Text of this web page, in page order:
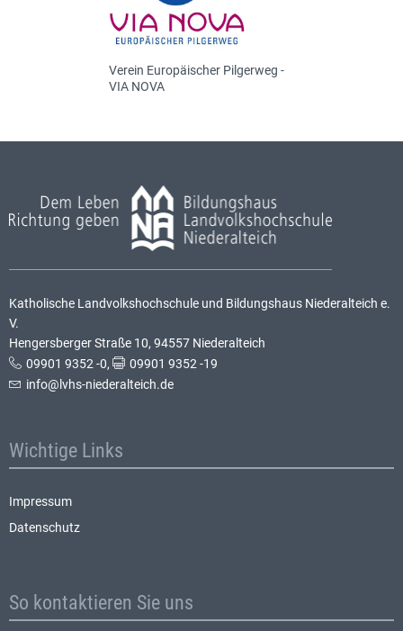
Verein Europäischer Pilgerweg -
VIA NOVA
Katholische Landvolkshochschule und Bildungshaus Niederalteich e.
V.
Hengersberger Straße 10, 94557 Niederalteich
09901 9352 -0,
09901 9352 -19
info@lvhs-niederalteich.de
Wichtige Links
Impressum
Datenschutz
So kontaktieren Sie uns